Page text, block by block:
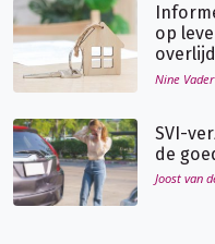
op
Nine Vader
SVI-
de
Joost van